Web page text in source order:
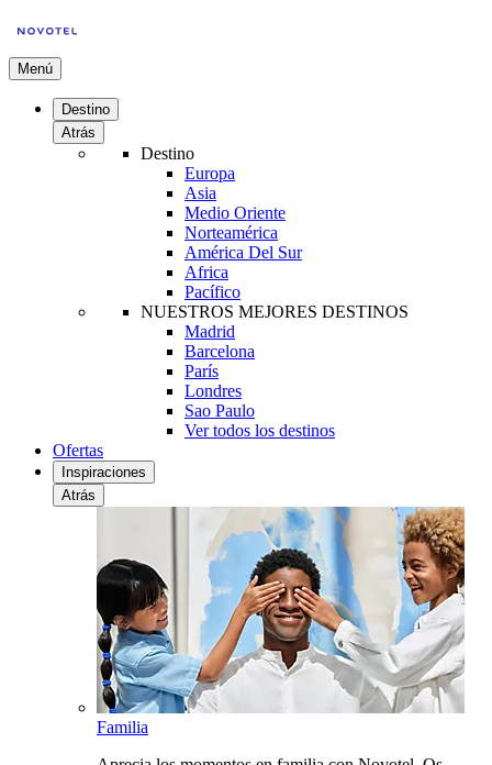
Menú
Destino
Atrás
Destino
Europa
Asia
Medio Oriente
Norteamérica
América Del Sur
Africa
Pacífico
NUESTROS MEJORES DESTINOS
Madrid
Barcelona
París
Londres
Sao Paulo
Ver todos los destinos
Ofertas
Inspiraciones
Atrás
Familia